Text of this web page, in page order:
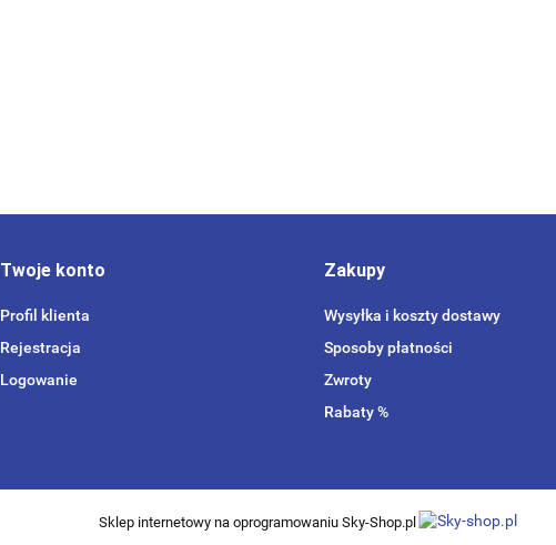
Twoje konto
Profil klienta
Rejestracja
Logowanie
Zakupy
Wysyłka i koszty dostawy
Sposoby płatności
Zwroty
Rabaty %
Sklep internetowy na oprogramowaniu Sky-Shop.pl